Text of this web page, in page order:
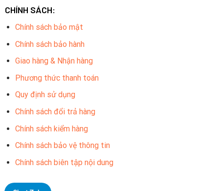
CHÍNH SÁCH:
Chính sách bảo mật
Chính sách bảo hành
Giao hàng & Nhận hàng
Phương thức thanh toán
Quy định sử dụng
Chính sách đổi trả hàng
Chính sách kiểm hàng
Chính sách bảo vệ thông tin
Chính sách biên tập nội dung